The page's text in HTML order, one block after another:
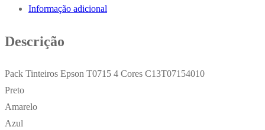
C13T07154010
Informação adicional
Descrição
Pack Tinteiros Epson T0715 4 Cores C13T07154010
Preto
Amarelo
Azul